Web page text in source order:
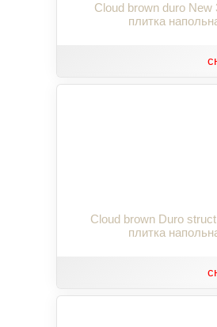
Cloud brown duro New
плитка
Cloud brown Duro
плитка